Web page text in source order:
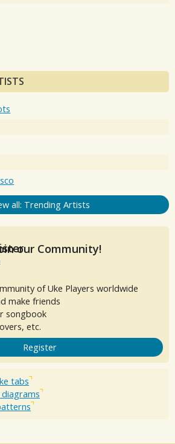
all: Trending Artists
our Community!
of Uke Players worldwide
make friends
songbook
etc.
Register
tabs